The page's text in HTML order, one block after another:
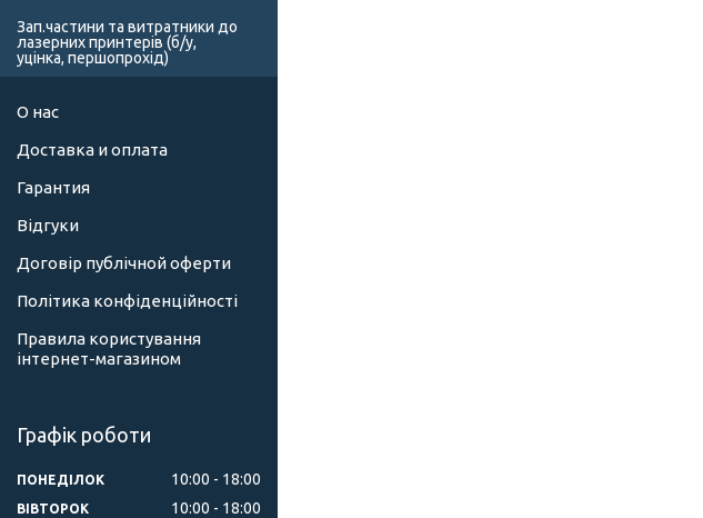
Зап.частини та витратники до
лазерних принтерів (б/у,
уцінка, першопрохід)
О нас
Доставка и оплата
Гарантия
Відгуки
Договір публічной оферти
Політика конфіденційності
Правила користування
інтернет-магазином
Графік роботи
ПОНЕДІЛОК 10:00 18:00
ВІВТОРОК 10:00 18:00